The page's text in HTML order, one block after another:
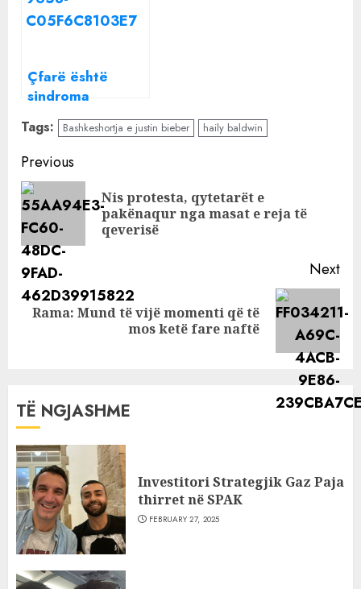
Çfarë është
sindroma
“Ramsay Hunt”,
nga e cila vuan
Justin Bieber?
Tags: Bashkeshortja e justin bieber haily baldwin
Continue
Reading
Previous
Nis protesta, qytetarët e
pakënaqur nga masat e reja të
qeverisë
Next
Next
Rama: Mund të vijë momenti që të
mos ketë fare naftë
TË NGJASHME
Investitori Strategjik Gaz Paja
thirret në SPAK
FEBRUARY 27, 2025